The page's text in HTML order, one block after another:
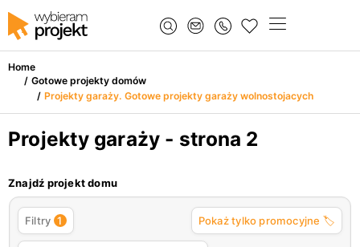
Home
/ Gotowe projekty domów
/ Projekty garaży. Gotowe projekty garaży wolnostojacych
Projekty garaży - strona 2
Znajdź projekt domu
Filtry 1 Pokaż tylko promocyjne 🏷️